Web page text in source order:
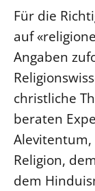
Für die
auf
Angaben
christliche
beraten
Religion,
dem
SERVICE
Fundraising
IT-Service